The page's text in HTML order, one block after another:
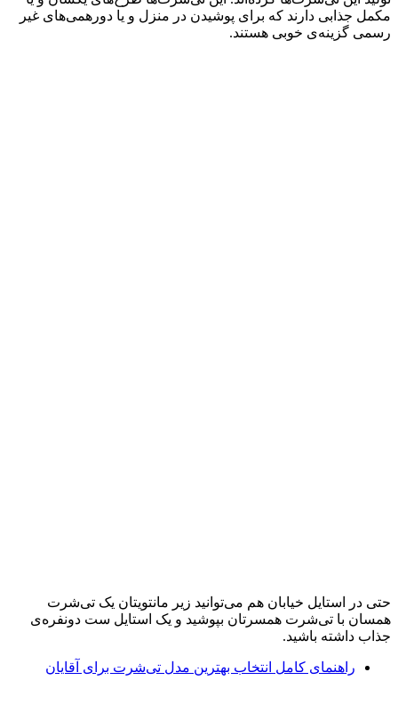
مکمل جذابی دارند که برای پوشیدن در منزل و یا دور‌همی‌های غیر
رسمی گزینه‌ی خوبی هستند.
حتی در استایل خیابان هم می‌توانید زیر مانتویتان یک تی‌شرت
همسان با تی‌شرت همسرتان بپوشید و یک استایل ست دونفره‌ی
جذاب داشته باشید.
راهنمای کامل انتخاب بهترین مدل تی‌شرت برای آقایان